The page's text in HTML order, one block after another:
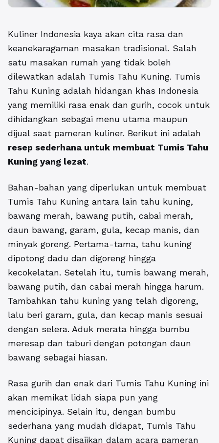
Kuliner Indonesia kaya akan cita rasa dan
keanekaragaman masakan tradisional. Salah
satu masakan rumah yang tidak boleh
dilewatkan adalah Tumis Tahu Kuning. Tumis
Tahu Kuning adalah hidangan khas Indonesia
yang memiliki rasa enak dan gurih, cocok untuk
dihidangkan sebagai menu utama maupun
dijual saat pameran kuliner. Berikut ini adalah
resep sederhana untuk membuat Tumis Tahu
Kuning yang lezat.
Bahan-bahan yang diperlukan untuk membuat
Tumis Tahu Kuning antara lain tahu kuning,
bawang merah, bawang putih, cabai merah,
daun bawang, garam, gula, kecap manis, dan
minyak goreng. Pertama-tama, tahu kuning
dipotong dadu dan digoreng hingga
kecokelatan. Setelah itu, tumis bawang merah,
bawang putih, dan cabai merah hingga harum.
Tambahkan tahu kuning yang telah digoreng,
lalu beri garam, gula, dan kecap manis sesuai
dengan selera. Aduk merata hingga bumbu
meresap dan taburi dengan potongan daun
bawang sebagai hiasan.
Rasa gurih dan enak dari Tumis Tahu Kuning ini
akan memikat lidah siapa pun yang
mencicipinya. Selain itu, dengan bumbu
sederhana yang mudah didapat, Tumis Tahu
Kuning dapat disajikan dalam acara pameran